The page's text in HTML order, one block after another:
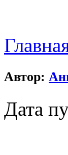
Автор:
Дата